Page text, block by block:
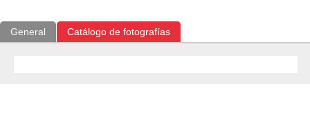
General Catálogo de fotografías